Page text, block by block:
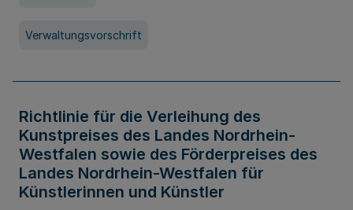
Verwaltungsvorschrift
Richtlinie für die Verleihung des
Kunstpreises des Landes Nordrhein-
Westfalen sowie des Förderpreises des
Landes Nordrhein-Westfalen für
Künstlerinnen und Künstler